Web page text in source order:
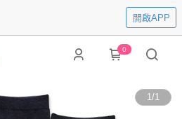
開啟APP
0
1/1